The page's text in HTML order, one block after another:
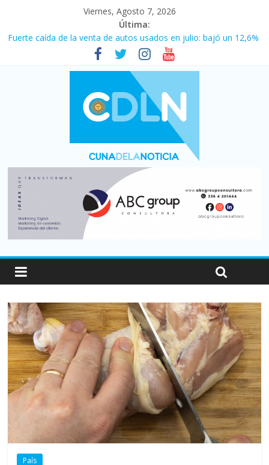
Viernes, Agosto 7, 2026
Última:
Fuerte caída de la venta de autos usados en julio: bajó un 12,6%
Central venció 1 a 0 al River de Coudet en el Monumental
La morosidad alcanzó su nivel más alto en dos décadas y ya
afecta a 400 mil deudores en Santa Fe
Desde que asumió Milei cerraron 41.000 kioscos: el sector
denuncia crisis como en 2001
Vacaciones de invierno con más movimiento y consumo
turístico: 4,6 millones de personas viajaron por el país, un 5,9%
País